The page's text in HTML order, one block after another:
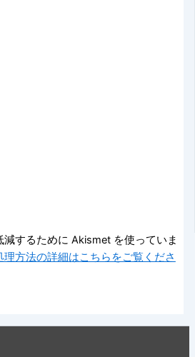
するために Akismet を使っていま
理方法の詳細はこちらをご覧くださ